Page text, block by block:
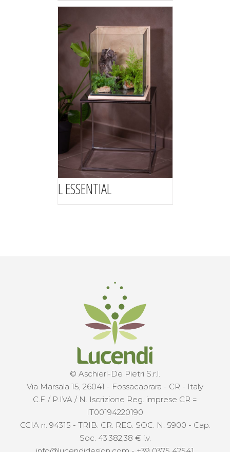
L ESSENTIAL
© Aschieri-De Pietri S.r.l.
Via Marsala 15, 26041 - Fossacaprara - CR - Italy
C.F./ P.IVA / N. Iscrizione Reg. imprese CR =
IT00194220190
CCIA n. 94315 - TRIB. CR. REG. SOC. N. 5900 - Cap.
Soc. 43.382,38 € i.v.